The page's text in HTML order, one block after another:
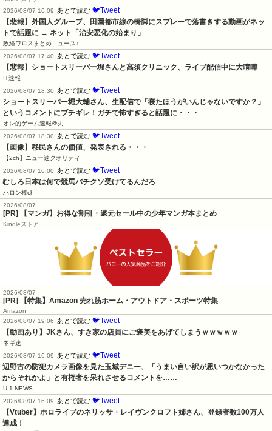
2026/08/07 16:09 あとで読む 🐦Tweet
【悲報】外国人グループ、田園都市線の橋脚にスプレーで落書きする動画がネッ
トで話題に → ネット「治安悪化の始まり」
政経ワロスまとめニュース♪
2026/08/07 17:40 あとで読む 🐦Tweet
【悲報】ショートスリーパー堀さんと高須クリニック、ライブ配信中に大喧嘩
IT速報
2026/08/07 18:30 あとで読む 🐦Tweet
ショートスリーパー堀大輔さん、生配信で「寝たほうがいんじゃないですか？」
というコメントにブチギレ！ガチで怖すぎると話題に・・・
オレ的ゲーム速報＠刃
2026/08/07 18:30 あとで読む 🐦Tweet
【画像】移民さんの価値、発表される・・・
【2ch】ニュー速クオリティ
2026/08/07 16:00 あとで読む 🐦Tweet
むしろ日本は何で競馬バチクソ受けてるんだろ
ハロン棒ch
2026/08/07
[PR] 【マンガ】お得な割引・還元セール中の少年マンガ本まとめ
Kindleストア
2026/08/07
[PR] 【特集】Amazon 売れ筋ホーム・アウトドア・スポーツ特集
Amazon
2026/08/07 19:06
あとで読む 🐦Tweet
【動画あり】JKさん、すき家の店員にご褒美をあげてしまうｗｗｗｗｗ
ネギ速
2026/08/07 16:09
あとで読む 🐦Tweet
辺野古の防犯カメラ画像を見た玉城デニー、「うまい言い訳が思いつかなかった
からそれかよ」と有権者を呆れさせるコメントを……
U-1 NEWS
2026/08/07 16:09
あとで読む 🐦Tweet
【Vtuber】ホロライブのネリッサ・レイヴンクロフト姉さん、登録者数100万人
達成！